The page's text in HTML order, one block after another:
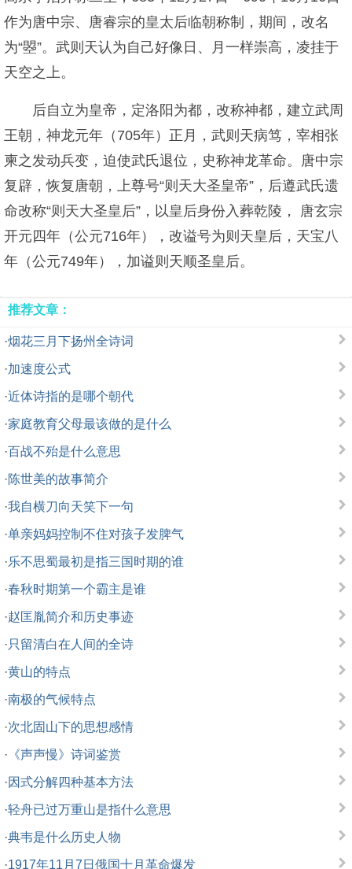
作为唐中宗、唐睿宗的皇太后临朝称制，期间，改名
为“曌”。武则天认为自己好像日、月一样崇高，凌挂于
天空之上。
后自立为皇帝，定洛阳为都，改称神都，建立武周
王朝，神龙元年（705年）正月，武则天病笃，宰相张
柬之发动兵变，迫使武氏退位，史称神龙革命。唐中宗
复辟，恢复唐朝，上尊号“则天大圣皇帝”，后遵武氏遗
命改称“则天大圣皇后”，以皇后身份入葬乾陵， 唐玄宗
开元四年（公元716年），改谥号为则天皇后，天宝八
年（公元749年），加谥则天顺圣皇后。
推荐文章：
·烟花三月下扬州全诗词
·加速度公式
·近体诗指的是哪个朝代
·家庭教育父母最该做的是什么
·百战不殆是什么意思
·陈世美的故事简介
·我自横刀向天笑下一句
·单亲妈妈控制不住对孩子发脾气
·乐不思蜀最初是指三国时期的谁
·春秋时期第一个霸主是谁
·赵匡胤简介和历史事迹
· 只留清白在人间的全诗
·黄山的特点
·南极的气候特点
·次北固山下的思想感情
· 《声声慢》诗词鉴赏
·因式分解四种基本方法
·轻舟已过万重山是指什么意思
·典韦是什么历史人物
·1917年11月7日俄国十月革命爆发